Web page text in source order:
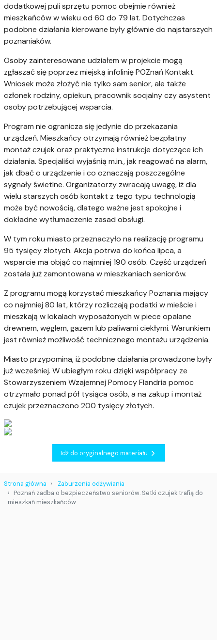
dodatkowej puli sprzętu pomoc obejmie również
mieszkańców w wieku od 60 do 79 lat. Dotychczas
podobne działania kierowane były głównie do najstarszych
poznaniaków.
Osoby zainteresowane udziałem w projekcie mogą
zgłaszać się poprzez miejską infolinię POZnań Kontakt.
Wniosek może złożyć nie tylko sam senior, ale także
członek rodziny, opiekun, pracownik socjalny czy asystent
osoby potrzebującej wsparcia.
Program nie ogranicza się jedynie do przekazania
urządzeń. Mieszkańcy otrzymają również bezpłatny
montaż czujek oraz praktyczne instrukcje dotyczące ich
działania. Specjaliści wyjaśnią m.in., jak reagować na alarm,
jak dbać o urządzenie i co oznaczają poszczególne
sygnały świetlne. Organizatorzy zwracają uwagę, iż dla
wielu starszych osób kontakt z tego typu technologią
może być nowością, dlatego ważne jest spokojne i
dokładne wytłumaczenie zasad obsługi.
W tym roku miasto przeznaczyło na realizację programu
95 tysięcy złotych. Akcja potrwa do końca lipca, a
wsparcie ma objąć co najmniej 190 osób. Część urządzeń
została już zamontowana w mieszkaniach seniorów.
Z programu mogą korzystać mieszkańcy Poznania mający
co najmniej 80 lat, którzy rozliczają podatki w mieście i
mieszkają w lokalach wyposażonych w piece opalane
drewnem, węglem, gazem lub paliwami ciekłymi. Warunkiem
jest również możliwość technicznego montażu urządzenia.
Miasto przypomina, iż podobne działania prowadzone były
już wcześniej. W ubiegłym roku dzięki współpracy ze
Stowarzyszeniem Wzajemnej Pomocy Flandria pomoc
otrzymało ponad pół tysiąca osób, a na zakup i montaż
czujek przeznaczono 200 tysięcy złotych.
Idź do oryginalnego materiału
Strona główna
Zaburzenia odżywiania
Poznań zadba o bezpieczeństwo seniorów. Setki czujek trafią do
mieszkań mieszkańców